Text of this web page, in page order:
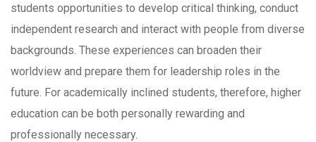
students opportunities to develop critical thinking, conduct
independent research and interact with people from diverse
backgrounds. These experiences can broaden their
worldview and prepare them for leadership roles in the
future. For academically inclined students, therefore, higher
education can be both personally rewarding and
professionally necessary.